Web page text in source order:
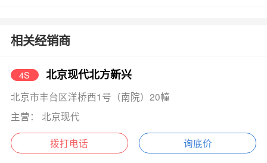
相关经销商
4S 北京现代北方新兴
北京市丰台区洋桥西1号（南院）20幢
主营： 北京现代
拨打电话 询底价